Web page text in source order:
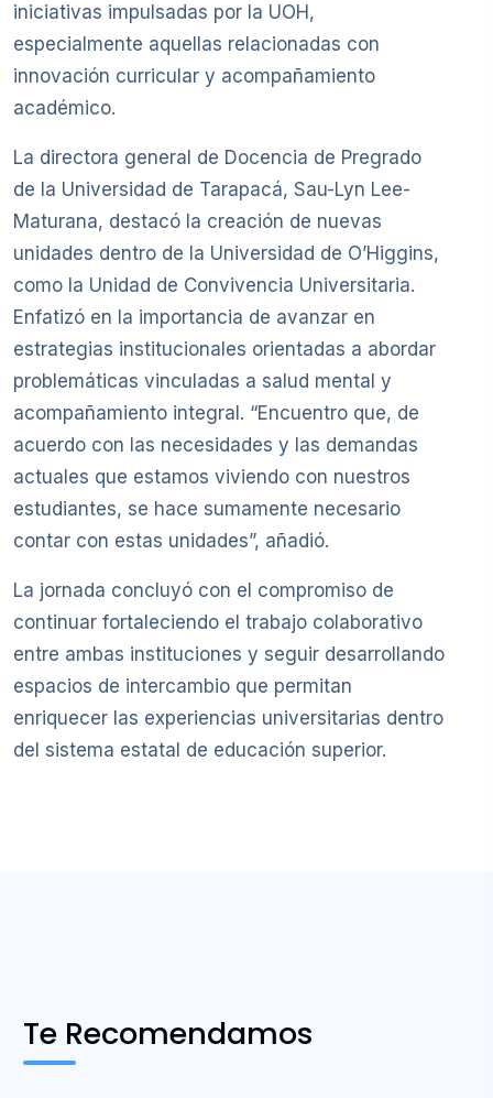
iniciativas impulsadas por la UOH,
especialmente aquellas relacionadas con
innovación curricular y acompañamiento
académico.
La directora general de Docencia de Pregrado
de la Universidad de Tarapacá, Sau-Lyn Lee-
Maturana, destacó la creación de nuevas
unidades dentro de la Universidad de O’Higgins,
como la Unidad de Convivencia Universitaria.
Enfatizó en la importancia de avanzar en
estrategias institucionales orientadas a abordar
problemáticas vinculadas a salud mental y
acompañamiento integral. “Encuentro que, de
acuerdo con las necesidades y las demandas
actuales que estamos viviendo con nuestros
estudiantes, se hace sumamente necesario
contar con estas unidades”, añadió.
La jornada concluyó con el compromiso de
continuar fortaleciendo el trabajo colaborativo
entre ambas instituciones y seguir desarrollando
espacios de intercambio que permitan
enriquecer las experiencias universitarias dentro
del sistema estatal de educación superior.
Te Recomendamos